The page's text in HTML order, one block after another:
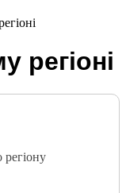
регіоні
регіону